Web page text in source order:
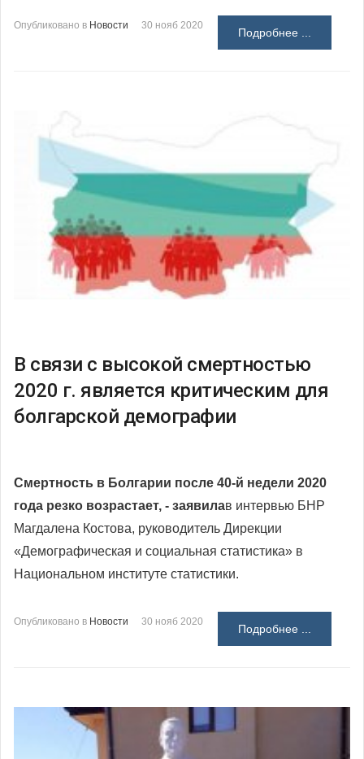
Опубликовано в Новости 30 нояб 2020
Подробнее ...
В связи с высокой смертностью
2020 г. является критическим для
болгарской демографии
Смертность в Болгарии после 40-й недели 2020
года резко возрастает, - заявилав интервью БНР
Магдалена Костова, руководитель Дирекции
«Демографическая и социальная статистика» в
Национальном институте статистики.
Опубликовано в Новости 30 нояб 2020
Подробнее ...